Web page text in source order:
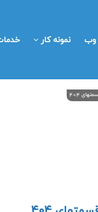
وب نمونه کار